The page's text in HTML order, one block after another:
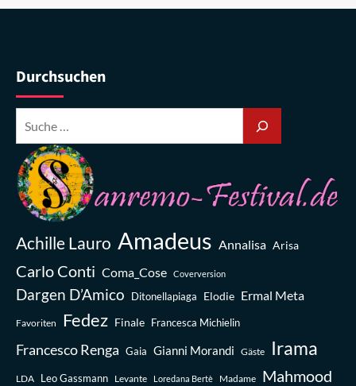
Durchsuchen
Achille Lauro Amadeus Annalisa Arisa
Carlo Conti Coma_Cose Coverversion
Dargen D’Amico Ditonellapiaga Elodie Ermal Meta
Favoriten Fedez Finale Francesca Michielin
Francesco Renga Gaia Gianni Morandi Gäste Irama
LDA Leo Gassmann Levante Loredana Bertè Madame Mahmood